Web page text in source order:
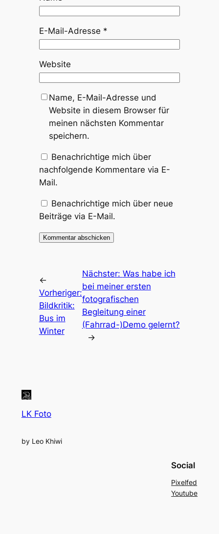
E-Mail-Adresse *
Website
Name, E-Mail-Adresse und
Website in diesem Browser für
meinen nächsten Kommentar
speichern.
Benachrichtige mich über
nachfolgende Kommentare via E-
Mail.
Benachrichtige mich über neue
Beiträge via E-Mail.
←
Vorheriger:
Bildkritik:
Bus im
Winter
Nächster: Was habe ich
bei meiner ersten
fotografischen
Begleitung einer
(Fahrrad-)Demo gelernt?
→
LK Foto
by Leo Khiwi
Social
Pixelfed
Youtube